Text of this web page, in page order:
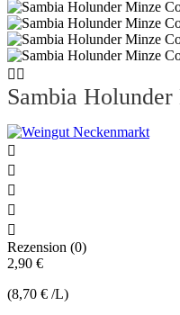
 
Sambia





Rezension (0)
2,90 €
(8,70 € /L)